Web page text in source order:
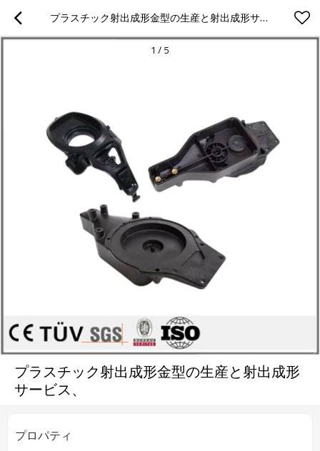
プラスチック射出成形金型の生産と射出成形サービス、
1 / 5
プラスチック射出成形金型の生産と射出成形
サービス、
プロパティ